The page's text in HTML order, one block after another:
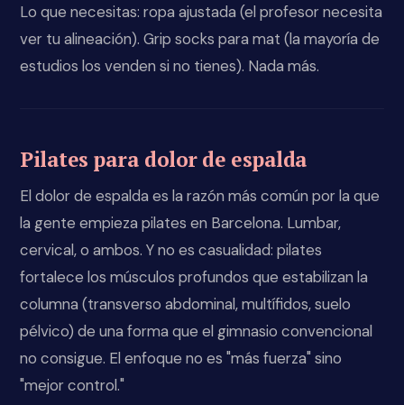
Lo que necesitas: ropa ajustada (el profesor necesita
ver tu alineación). Grip socks para mat (la mayoría de
estudios los venden si no tienes). Nada más.
Pilates para dolor de espalda
El dolor de espalda es la razón más común por la que
la gente empieza pilates en Barcelona. Lumbar,
cervical, o ambos. Y no es casualidad: pilates
fortalece los músculos profundos que estabilizan la
columna (transverso abdominal, multífidos, suelo
pélvico) de una forma que el gimnasio convencional
no consigue. El enfoque no es "más fuerza" sino
"mejor control."